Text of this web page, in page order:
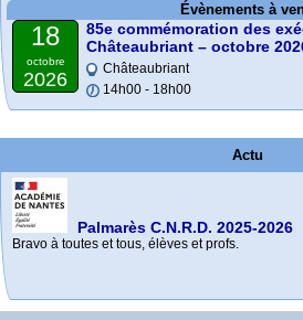
Évènements à
18
octobre
2026
85e commémoration des
Châteaubriant – octobre
Châteaubriant
14h00 - 18h00
Actu
Palmarès C.N.R.D. 2025-2026
Bravo à toutes et tous, élèves et profs.